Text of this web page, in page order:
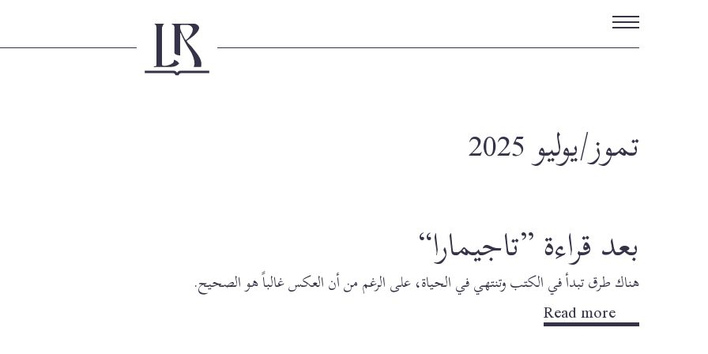
تموز/يوليو 2025
بعد قراءة ”تاجيمارا“
هناك طرق تبدأ في الكتب وتنتهي في الحياة، على الرغم من أن العكس غالباً هو الصحيح.
Read more